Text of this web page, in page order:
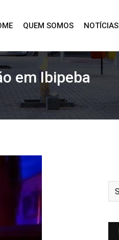
QUEM SOMOS NOTÍCIAS
em Ibipeba